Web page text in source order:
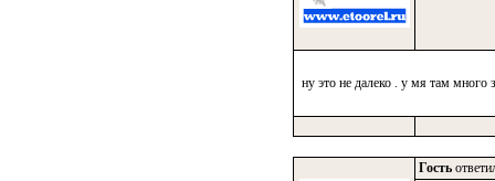
ну это не далеко . у мя там много
Гость